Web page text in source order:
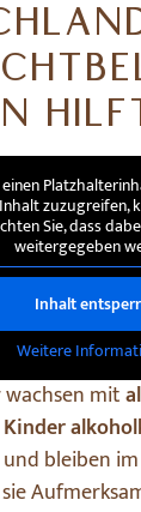
zuzugreifen,
Sie, dass
weitergegeben
Inhalt
Weitere
mit
Kinder
bleiben